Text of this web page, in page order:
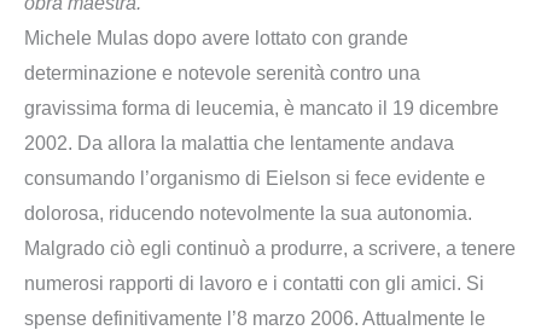
Michele Mulas dopo avere lottato con grande
determinazione e notevole serenità contro una
gravissima forma di leucemia, è mancato il 19 dicembre
2002. Da allora la malattia che lentamente andava
consumando l’organismo di Eielson si fece evidente e
dolorosa, riducendo notevolmente la sua autonomia.
Malgrado ciò egli continuò a produrre, a scrivere, a tenere
numerosi rapporti di lavoro e i contatti con gli amici. Si
spense definitivamente l’8 marzo 2006. Attualmente le